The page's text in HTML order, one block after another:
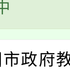
政府